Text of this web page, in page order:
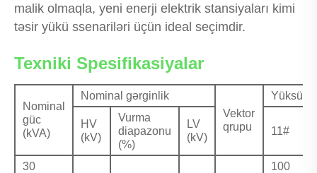
malik olmaqla, yeni enerji elektrik stansiyaları kimi
təsir yükü ssenariləri üçün ideal seçimdir.
Texniki Spesifikasiyalar
Nominal
güc
(kVA)
Nominal gərginlik
Vektor
qrupu
Yüksüz
HV
(kV)
Vurma
diapazonu
(%)
LV
(kV)
11#
30 100